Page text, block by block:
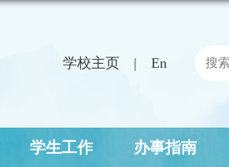
学校主页 En
学生工作 办事指南